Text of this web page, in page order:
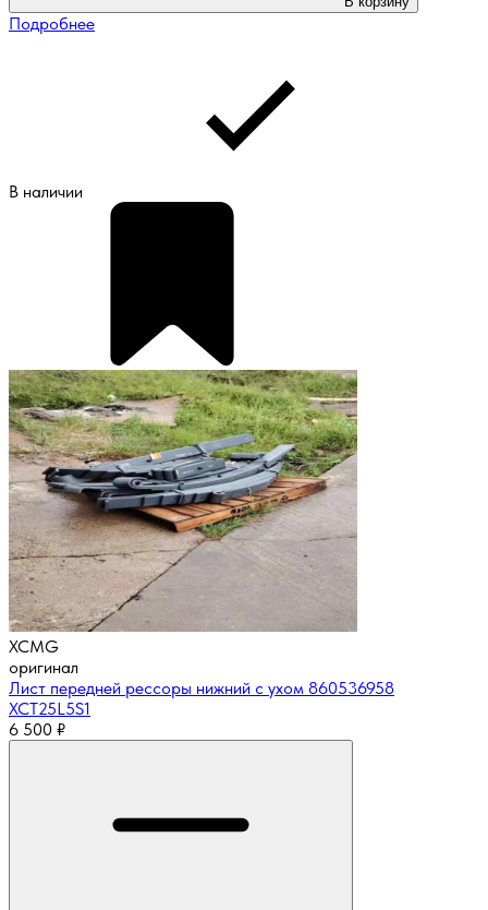
Подробнее
В наличии
XCMG
оригинал
Лист передней рессоры нижний с ухом 860536958
XCT25L5S1
6 500 ₽